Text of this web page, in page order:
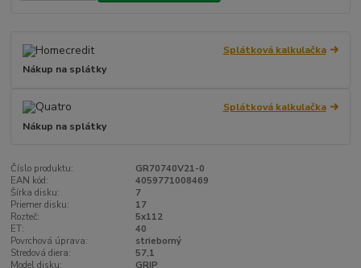
Splátková kalkulačka
Nákup na splátky
Splátková kalkulačka
Nákup na splátky
Číslo produktu:
GR70740V21-0
EAN kód:
4059771008469
Šírka disku:
7
Priemer disku:
17
Rozteč:
5x112
ET:
40
Povrchová úprava:
strieborný
Stredová diera:
57,1
Model disku:
GRIP